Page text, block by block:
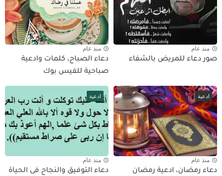
منذ عام
صور دعاء للمريض بالشفاء
منذ عام
دعاء الصباح، كلمات وادعية
صباحية للفيس بوك
ادعية
منذ عام
دعاء رمضان، ادعية رمضان
ادعية
منذ عام
دعاء التوفيق والنجاح فى الحياة